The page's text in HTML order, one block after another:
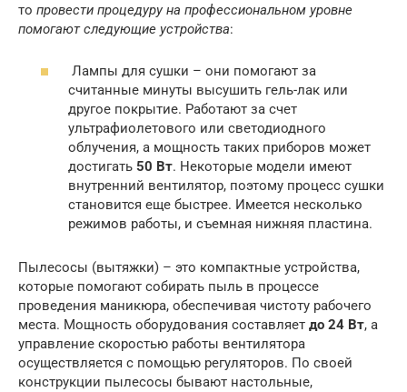
то провести процедуру на профессиональном уровне
помогают следующие устройства:
Лампы для сушки – они помогают за
считанные минуты высушить гель-лак или
другое покрытие. Работают за счет
ультрафиолетового или светодиодного
облучения, а мощность таких приборов может
достигать 50 Вт. Некоторые модели имеют
внутренний вентилятор, поэтому процесс сушки
становится еще быстрее. Имеется несколько
режимов работы, и съемная нижняя пластина.
Пылесосы (вытяжки) – это компактные устройства,
которые помогают собирать пыль в процессе
проведения маникюра, обеспечивая чистоту рабочего
места. Мощность оборудования составляет до 24 Вт, а
управление скоростью работы вентилятора
осуществляется с помощью регуляторов. По своей
конструкции пылесосы бывают настольные,